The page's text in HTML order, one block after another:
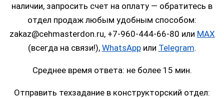
наличии, запросить счет на оплату — обратитесь в
отдел продаж любым удобным способом:
zakaz@cehmasterdon.ru, +7-960-444-66-80 или MAX
(всегда на связи!), WhatsAppили Telegram.
Среднее время ответа: не более 15 мин.
Отправить техзадание в конструкторский отдел: